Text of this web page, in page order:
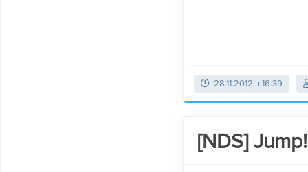
28.11.2012 в 16:39
[NDS]